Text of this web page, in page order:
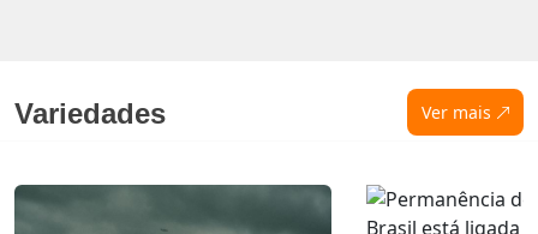
Variedades Ver mais